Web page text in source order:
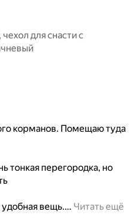
для снасти с
корманов. Помещаю туда
тонкая перегородка, но
вещь.… Читать ещё